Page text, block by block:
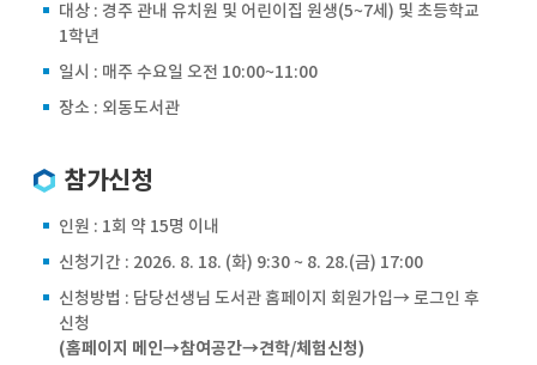
대상 : 경주 관내 유치원 및 어린이집 원생(5~7세) 및 초등학교
1학년
일시 : 매주 수요일 오전 10:00~11:00
장소 : 외동도서관
참가신청
인원 : 1회 약 15명 이내
신청기간 : 2026. 8. 18. (화) 9:30 ~ 8. 28.(금) 17:00
신청방법 : 담당선생님 도서관 홈페이지 회원가입→ 로그인 후
신청
(홈페이지 메인→참여공간→견학/체험신청)